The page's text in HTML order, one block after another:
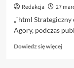
Redakcja
27
„`html
Agory, podczas
Dowiedz się więcej